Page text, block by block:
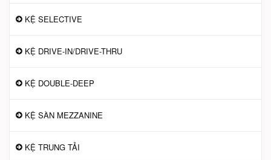
KỆ SELECTIVE
KỆ DRIVE-IN/DRIVE-THRU
KỆ DOUBLE-DEEP
KỆ SÀN MEZZANINE
KỆ TRUNG TẢI